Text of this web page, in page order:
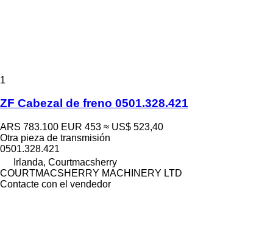
1
ZF Cabezal de freno 0501.328.421
ARS 783.100 EUR 453 ≈ US$ 523,40
Otra pieza de transmisión
0501.328.421
Irlanda, Courtmacsherry
COURTMACSHERRY MACHINERY LTD
Contacte con el vendedor